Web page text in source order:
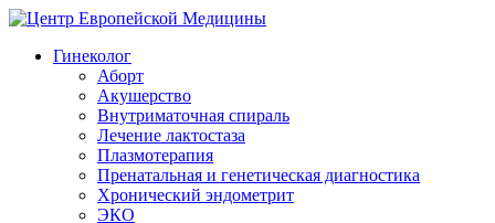
Гинеколог
Аборт
Акушерство
Внутриматочная спираль
Лечение лактостаза
Плазмотерапия
Пренатальная и генетическая диагностика
Хронический эндометрит
ЭКО